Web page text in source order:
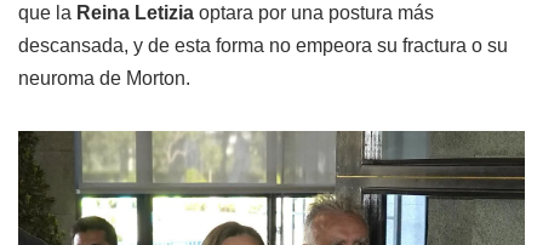
que la Reina Letizia optara por una postura más
descansada, y de esta forma no empeora su fractura o su
neuroma de Morton.